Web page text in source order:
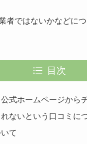
ではないかなどに
目次
式ホームページから
ないという口コミに
て